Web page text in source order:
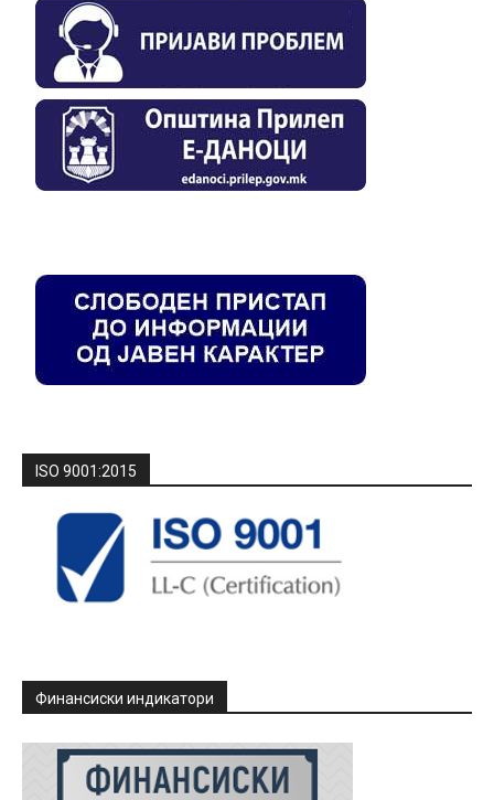
ISO 9001:2015
Финансиски индикатори